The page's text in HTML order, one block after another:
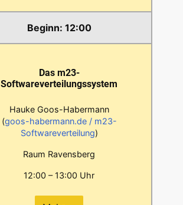
12:00
Das m23-
Softwareverteilungssystem
Hauke Goos-Habermann
(goos-habermann.de / m23-
Softwareverteilung)
Raum Ravensberg
12:00 – 13:00 Uhr